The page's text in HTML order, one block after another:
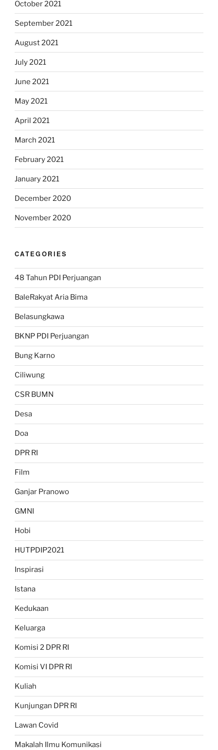
October 2021
September 2021
August 2021
July 2021
June 2021
May 2021
April 2021
March 2021
February 2021
January 2021
December 2020
November 2020
CATEGORIES
48 Tahun PDI Perjuangan
BaleRakyat Aria Bima
Belasungkawa
BKNP PDI Perjuangan
Bung Karno
Ciliwung
CSR BUMN
Desa
Doa
DPR RI
Film
Ganjar Pranowo
GMNI
Hobi
HUTPDIP2021
Inspirasi
Istana
Kedukaan
Keluarga
Komisi 2 DPR RI
Komisi VI DPR RI
Kuliah
Kunjungan DPR RI
Lawan Covid
Makalah Ilmu Komunikasi